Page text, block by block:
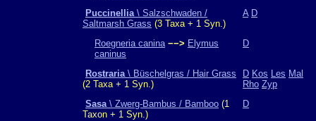
Puccinellia\ Salzschwaden /
Saltmarsh Grass (3 Taxa + 1 Syn.)
A D
Roegneria canina −−> Elymus
caninus
D
Rostraria\ Büschelgras / Hair Grass
(2 Taxa + 1 Syn.)
D Kos Les Mal
Rho Zyp
Sasa\ Zwerg-Bambus / Bamboo (1
Taxon + 1 Syn.)
D